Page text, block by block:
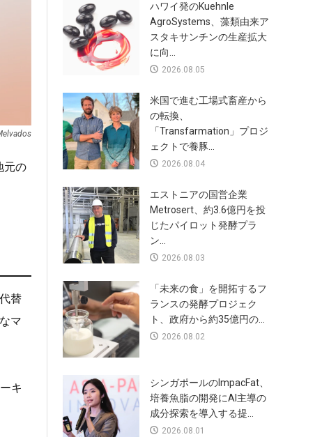
元の
替
マ
キ
ハワイ発のKuehnle
AgroSystems、藻類由来ア
スタキサンチンの生産拡大
に向...
2026.08.05
米国で進む工場式畜産から
の転換、
「Transfarmation」プロジ
ェクトで養豚...
2026.08.04
エストニアの国営企業
Metrosert、約3.6億円を投
じたパイロット発酵プラ
ン...
2026.08.03
「未来の食」を開拓するフ
ランスの発酵プロジェク
ト、政府から約35億円の...
2026.08.02
シンガポールのImpacFat、
培養魚脂の開発にAI主導の
成分探索を導入する提...
2026.08.01